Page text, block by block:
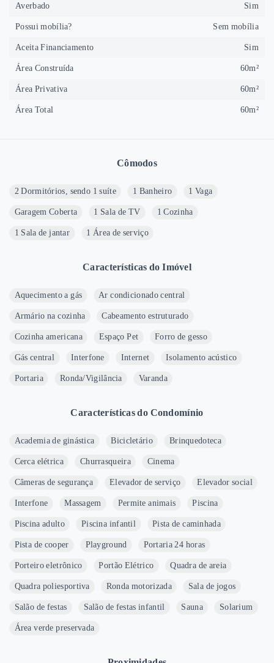
Cômodos
2 Dormitórios, sendo 1 suíte 1 Banheiro 1 Vaga
Garagem Coberta 1 Sala de TV 1 Cozinha
1 Sala de jantar 1 Área de serviço
Características do Imóvel
Aquecimento a gás Ar condicionado central
Armário na cozinha Cabeamento estruturado
Cozinha americana Espaço Pet Forro de gesso
Gás central Interfone Internet Isolamento acústico
Portaria Ronda/Vigilância Varanda
Características do Condomínio
Academia de ginástica Bicicletário Brinquedoteca
Cerca elétrica Churrasqueira Cinema
Câmeras de segurança Elevador de serviço Elevador social
Interfone Massagem Permite animais Piscina
Piscina adulto Piscina infantil Pista de caminhada
Pista de cooper Playground Portaria 24 horas
Porteiro eletrônico Portão Elétrico Quadra de areia
Quadra poliesportiva Ronda motorizada Sala de jogos
Salão de festas Salão de festas infantil Sauna Solarium
Área verde preservada
Averbado Sim
Possui mobília? Sem mobília
Aceita Financiamento Sim
Área Construída 60m²
Área Privativa 60m²
Área Total 60m²